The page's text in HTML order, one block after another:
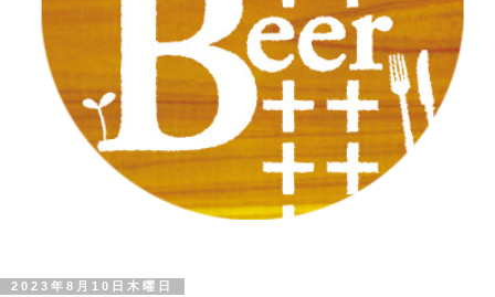
2023年8月10日木曜日